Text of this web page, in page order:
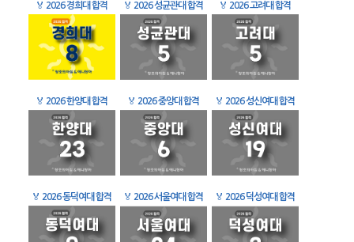
🏅 2026 경희대 합격 🏅 2026 성균관대 합격 🏅 2026 고려대 합격
🏅 2026 한양대 합격 🏅 2026 중앙대 합격 🏅 2026 성신여대 합격
🏅 2026 동덕여대 합격 🏅 2026 서울여대 합격 🏅 2026 덕성여대 합격